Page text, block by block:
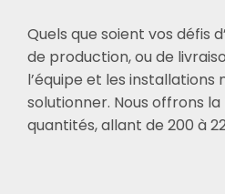
Quels que soient vos défis
de production, ou de
l’équipe et les installations
solutionner. Nous offrons
quantités, allant de 200 à